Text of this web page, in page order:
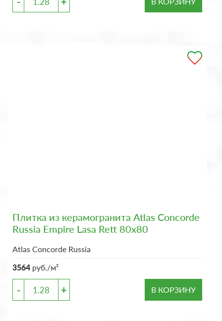
Плитка из керамогранита Atlas Concorde
Russia Empire Lasa Rett 80x80
Atlas Concorde Russia
3564 руб./м²
- + В КОРЗИНУ